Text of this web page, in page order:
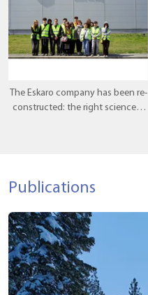
The Eskaro company has been re-
constructed: the right science is
Publications